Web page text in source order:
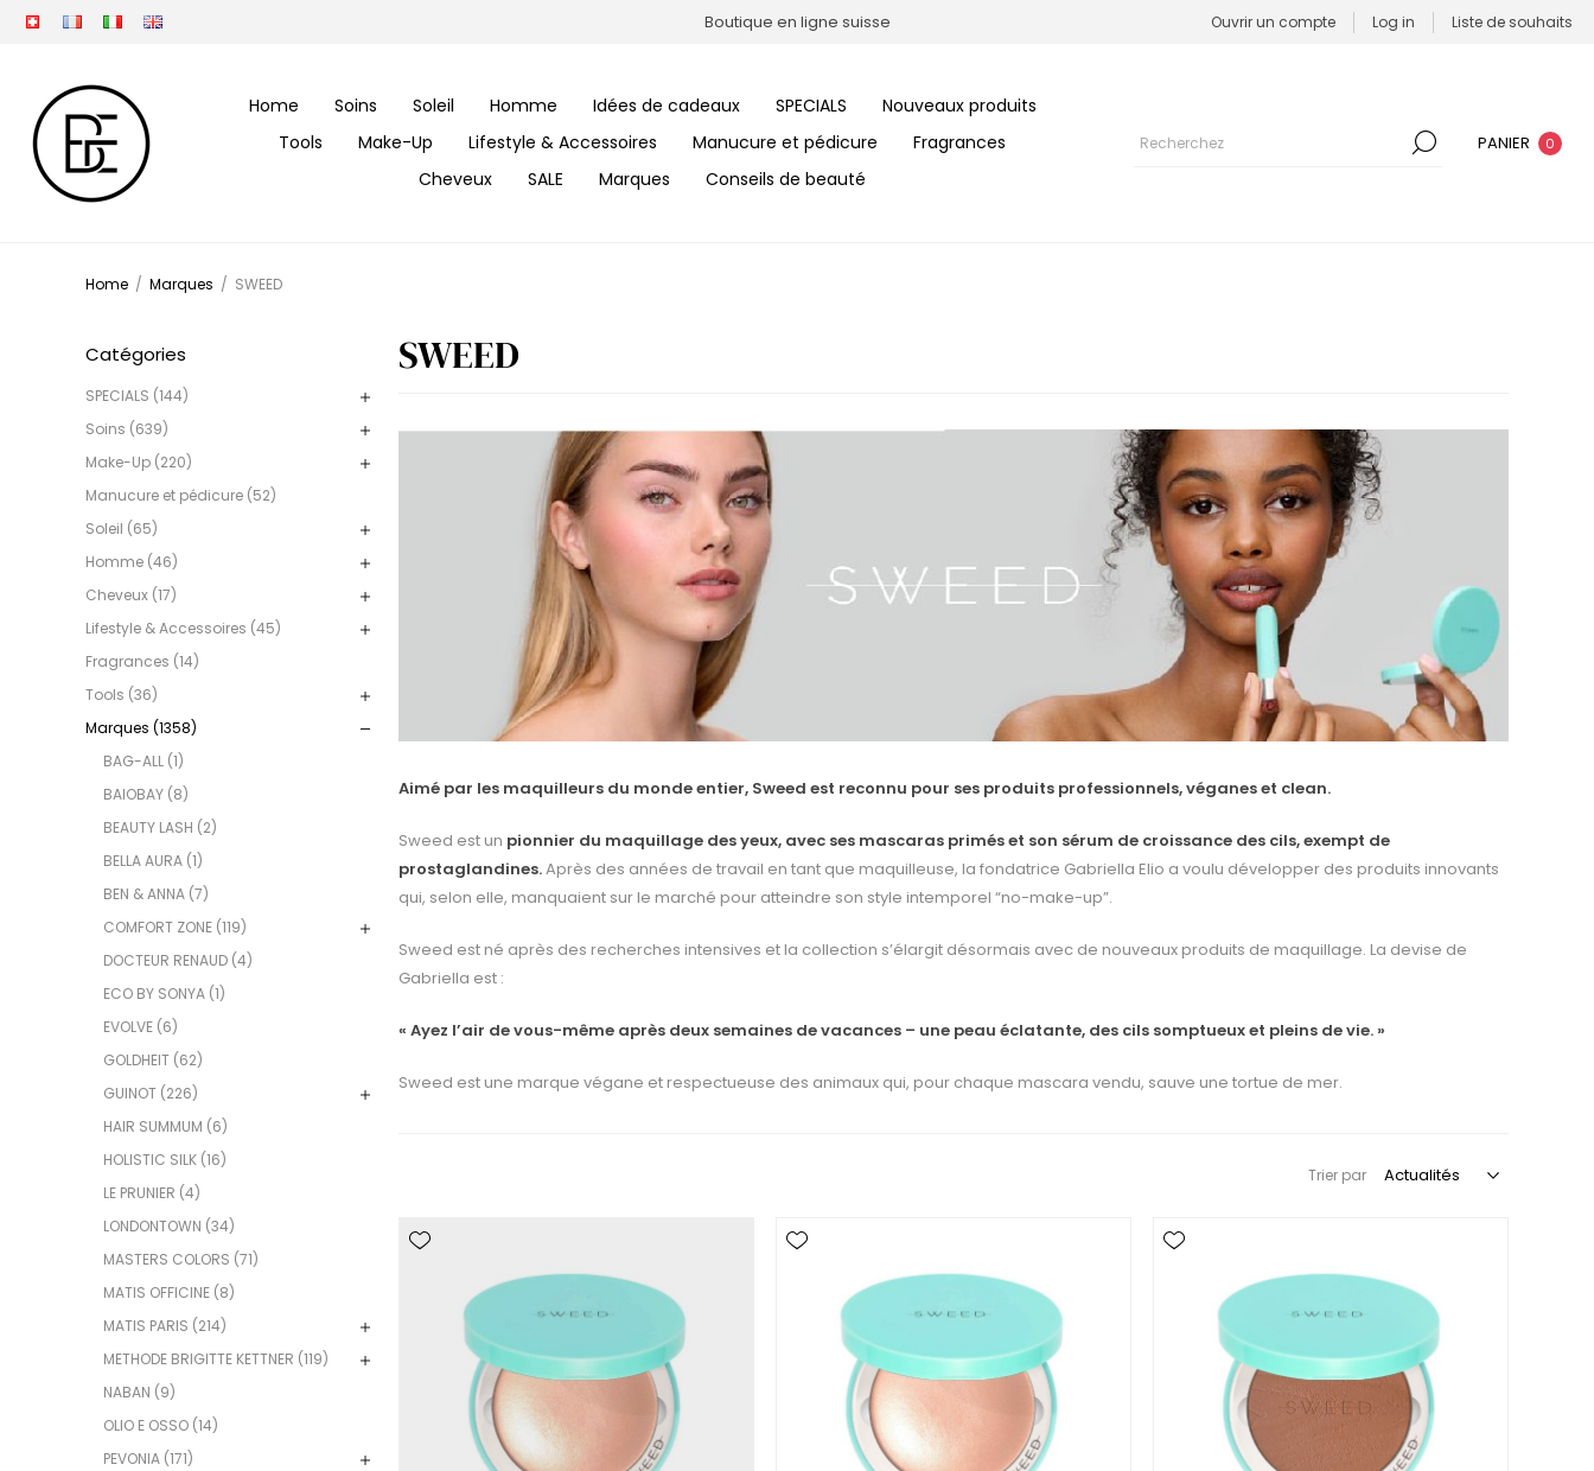
Boutique en ligne suisse Ouvrir un compte Log in Liste de souhaits
Home Soins Soleil Homme Idées de cadeaux SPECIALS
Nouveaux produits
Tools
Make-Up Lifestyle & Accessoires Manucure et pédicure
Fragrances
Cheveux
SALE Marques Conseils de beauté
PANIER 0
Home / Marques / SWEED
Catégories
SPECIALS (144)
Soins (639)
Make-Up (220)
Manucure et pédicure (52)
Soleil (65)
Homme (46)
Cheveux (17)
Lifestyle & Accessoires (45)
Fragrances (14)
Tools (36)
Marques (1358)
BAG-ALL (1)
BAIOBAY (8)
BEAUTY LASH (2)
BELLA AURA (1)
BEN & ANNA (7)
COMFORT ZONE (119)
DOCTEUR RENAUD (4)
ECO BY SONYA (1)
EVOLVE (6)
GOLDHEIT (62)
GUINOT (226)
HAIR SUMMUM (6)
HOLISTIC SILK (16)
LE PRUNIER (4)
LONDONTOWN (34)
MASTERS COLORS (71)
MATIS OFFICINE (8)
MATIS PARIS (214)
METHODE BRIGITTE KETTNER (119)
NABAN (9)
OLIO E OSSO (14)
PEVONIA (171)
SWEED
Aimé par les maquilleurs du monde entier, Sweed est reconnu pour ses produits professionnels, véganes et clean.
Sweed est un pionnier du maquillage des yeux, avec ses mascaras primés et son sérum de croissance des cils, exempt de
prostaglandines.Après des années de travail en tant que maquilleuse, la fondatrice Gabriella Elio a voulu développer des produits innovants
qui, selon elle, manquaient sur le marché pour atteindre son style intemporel “no-make-up”.
Sweed est né après des recherches intensives et la collection s’élargit désormais avec de nouveaux produits de maquillage. La devise de
Gabriella est :
« Ayez l’air de vous-même après deux semaines de vacances – une peau éclatante, des cils somptueux et pleins de vie. »
Sweed est une marque végane et respectueuse des animaux qui, pour chaque mascara vendu, sauve une tortue de mer.
Trier par